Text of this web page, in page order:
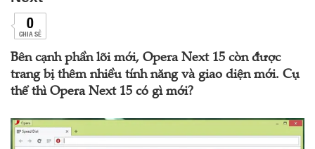
0
CHIA SẺ
Bên cạnh phần lõi mới, Opera Next 15 còn được
trang bị thêm nhiều tính năng và giao diện mới. Cụ
thể thì Opera Next 15 có gì mới?